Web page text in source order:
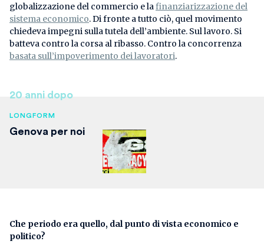
globalizzazione del commercio e lafinanziarizzazione del
sistema economico. Di fronte a tutto ciò, quel movimento
chiedeva impegni sulla tutela dell’ambiente. Sul lavoro. Si
batteva contro la corsa al ribasso. Contro la concorrenza
basata sull’impoverimento dei lavoratori.
20 anni dopo
LONGFORM
Genova per noi
Che periodo era quello, dal punto di vista economico e
politico?